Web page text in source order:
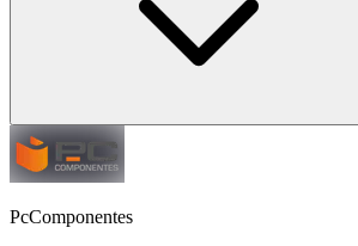
PcComponentes